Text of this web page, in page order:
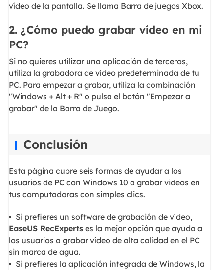
vídeo de la pantalla. Se llama Barra de juegos Xbox.
2. ¿Cómo puedo grabar vídeo en mi
PC?
Si no quieres utilizar una aplicación de terceros,
utiliza la grabadora de vídeo predeterminada de tu
PC. Para empezar a grabar, utiliza la combinación
"Windows + Alt + R" o pulsa el botón "Empezar a
grabar" de la Barra de Juego.
Conclusión
Esta página cubre seis formas de ayudar a los
usuarios de PC con Windows 10 a grabar videos en
tus computadoras con simples clics.
• Si prefieres un software de grabación de vídeo,
EaseUS RecExpertses la mejor opción que ayuda a
los usuarios a grabar vídeo de alta calidad en el PC
sin marca de agua.
• Si prefieres la aplicación integrada de Windows, la